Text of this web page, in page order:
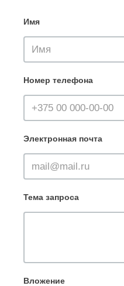
Имя
Номер телефона
Электронная почта
Тема запроса
Вложение